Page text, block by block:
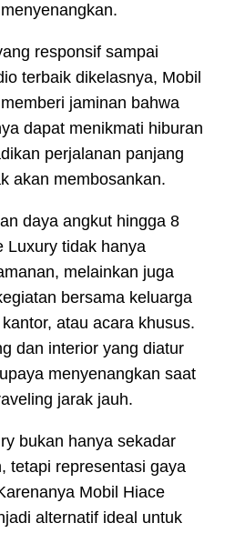
responsif sampai
terbaik dikelasnya, Mobil
jaminan bahwa
dapat menikmati hiburan
perjalanan panjang
akan membosankan.
daya angkut hingga 8
Luxury tidak hanya
melainkan juga
bersama keluarga
atau acara khusus.
dan interior yang diatur
menyenangkan saat
jarak jauh.
bukan hanya sekadar
tetapi representasi gaya
Mobil Hiace
alternatif ideal untuk